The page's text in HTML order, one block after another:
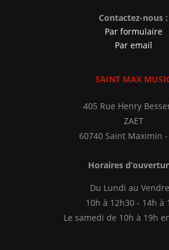
Contactez-nous :
Par formulaire
Par email
SAINT MAX
405 Rue Henry
ZAET
60740 Saint Maximin
Horaires
Du Lundi au
10h à 12h30 - 14h à
Le samedi de 10h à 19h